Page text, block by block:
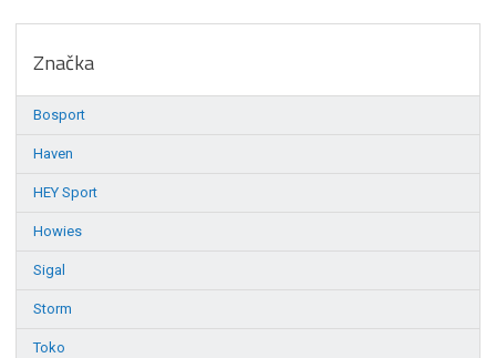
Značka
Bosport
Haven
HEY Sport
Howies
Sigal
Storm
Toko